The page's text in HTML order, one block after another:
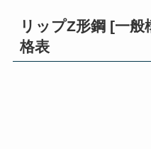
リップZ形鋼 [一般
格表